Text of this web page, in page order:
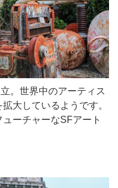
。世界中のアーティス
大しているようです。
ーチャーなSFアート